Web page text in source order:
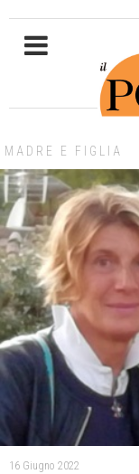
MADRE E FIGLIA
16 Giugno 2022